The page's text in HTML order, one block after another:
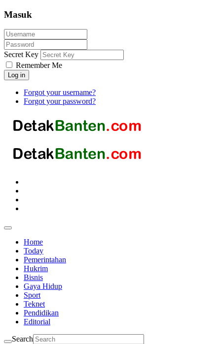
Masuk
Secret Key
Remember Me
Log in
Forgot your username?
Forgot your password?
Home
Today
Pemerintahan
Hukrim
Bisnis
Gaya Hidup
Sport
Teknet
Pendidikan
Editorial
Search